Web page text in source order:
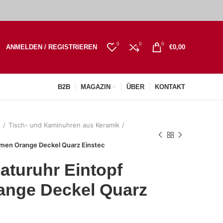
ANMELDEN / REGISTRIEREN 0 0 0 €0,00
B2B MAGAZIN ÜBER KONTAKT
Tisch- und Kaminuhren aus Keramik
Orange Deckel Quarz Einstec
Eintopf
Deckel Quarz